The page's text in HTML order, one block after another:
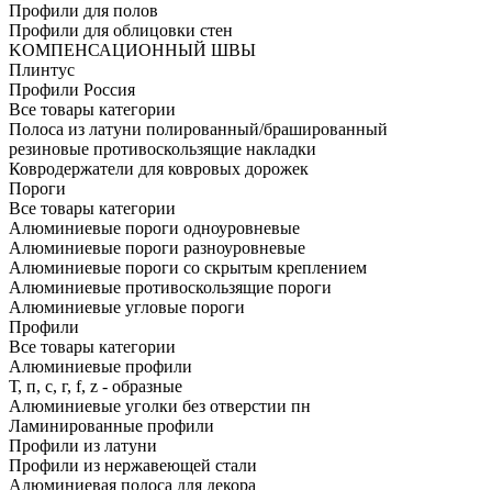
Профили для полов
Профили для облицовки стен
KОМПЕНСАЦИОННЫЙ ШВЫ
Плинтус
Профили Россия
Все товары категории
Полоса из латуни полированный/брашированный
резиновые противоскользящие накладки
Ковродержатели для ковровых дорожек
Пороги
Все товары категории
Алюминиевые пороги одноуровневые
Алюминиевые пороги разноуровневые
Алюминиевые пороги со скрытым креплением
Алюминиевые противоскользящие пороги
Алюминиевые угловые пороги
Профили
Все товары категории
Алюминиевые профили
Т, п, с, г, f, z - образные
Алюминиевые уголки без отверстии пн
Ламинированные профили
Профили из латуни
Профили из нержавеющей стали
Алюминиевая полоса для декора